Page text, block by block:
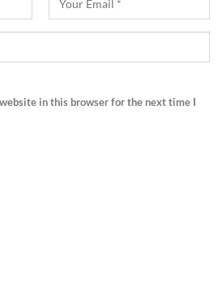
in this browser for the next time I